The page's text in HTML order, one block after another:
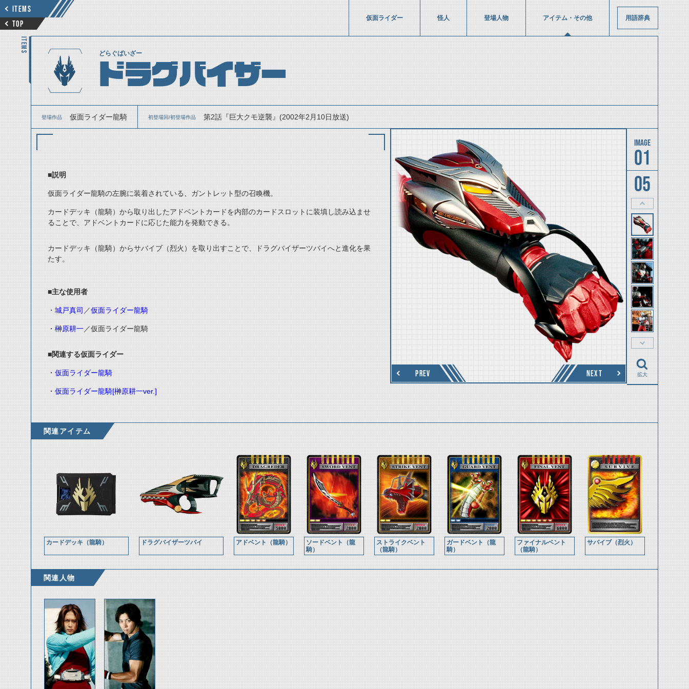
ITEMS
TOP
仮面ライダー 怪人 登場人物 アイテム・その他 用語辞典
ITEMS
どらぐばいざー
ドラグバイザー
登場作品 仮面ライダー龍騎 初登場回/初登場作品 第2話『巨大クモ逆襲』(2002年2月10日放送)
■説明
仮面ライダー龍騎の左腕に装着されている、ガントレット型の召喚機。
カードデッキ（龍騎）から取り出したアドベントカードを内部のカードスロットに装填し読み込ませ
ることで、アドベントカードに応じた能力を発動できる。
カードデッキ（龍騎）からサバイブ（烈火）を取り出すことで、ドラグバイザーツバイへと進化を果
たす。
■主な使用者
・ 城戸真司 ／仮面ライダー龍騎
・ 榊原耕一／仮面ライダー龍騎
■関連する仮面ライダー
・ 仮面ライダー龍騎
・ 仮面ライダー龍騎[榊原耕一ver.]
PREV NEXT
01
05
thumbnail Prev
拡大
関連アイテム
カードデッキ（龍騎） ドラグバイザーツバイ アドベント（龍騎）
ソードベント（龍
騎）
ストライクベント
（龍騎）
ガードベント（龍
騎）
ファイナルベント
（龍騎）
サバイブ（烈火）
関連人物